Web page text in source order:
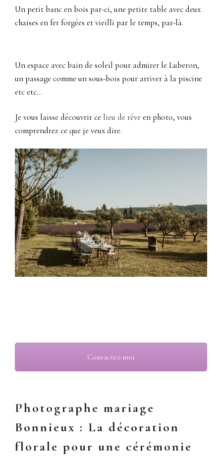
Un petit banc en bois par-ci, une petite table avec deux
chaises en fer forgées et vieilli par le temps, par-là.
Un espace avec bain de soleil pour admirer le Luberon,
un passage comme un sous-bois pour arriver à la piscine
etc etc…
Je vous laisse découvrir ce lieu de rêve en photo, vous
comprendrez ce que je veux dire.
Contactez-moi
Photographe mariage
Bonnieux : La décoration
florale pour une cérémonie